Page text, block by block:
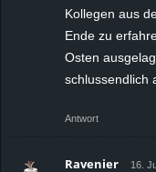
Kollegen aus
Ende zu
Osten
schlussendlich
Antwort
Ravenier 16.